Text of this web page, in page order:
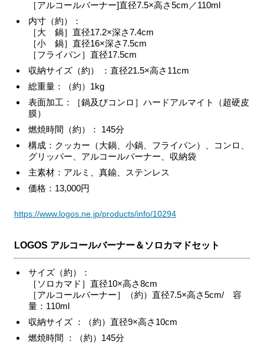
［アルコールバーナー]直径7.5×高さ5cm／110ml
内寸（約）：
［大 鍋］直径17.2×深さ7.4cm
［小 鍋］直径16×深さ7.5cm
［フライパン］直径17.5cm
収納サイズ（約） ：直径21.5×高さ11cm
総重量：（約）1kg
表面加工：［鍋及びコンロ］ハードアルマイト（超硬皮
膜）
燃焼時間（約）： 145分
構成：クッカー（大鍋、小鍋、フライパン）、コンロ、
グリッパー、アルコールバーナー、収納袋
主素材：アルミ、真鍮、ステンレス
価格：13,000円
https://www.logos.ne.jp/products/info/10294
LOGOS アルコールバーナー＆ソロカマドセット
サイズ（約）：
［ソロカマド］直径10×高さ8cm
［アルコールバーナー］（約）直径7.5×高さ5cm/ 容
量：110ml
収納サイズ ：（約）直径9×高さ10cm
燃焼時間 ：（約）145分